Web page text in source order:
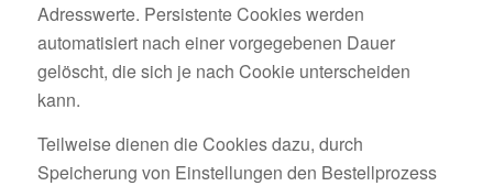
Adresswerte. Persistente Cookies werden
automatisiert nach einer vorgegebenen Dauer
gelöscht, die sich je nach Cookie unterscheiden
kann.
Teilweise dienen die Cookies dazu, durch
Speicherung von Einstellungen den Bestellprozess